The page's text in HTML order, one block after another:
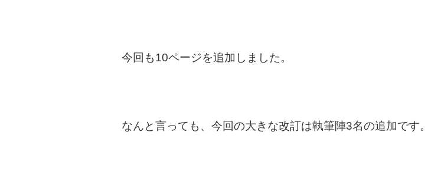
今回も10ページを追加しました。
なんと言っても、今回の大きな改訂は執筆陣3名の追加です。